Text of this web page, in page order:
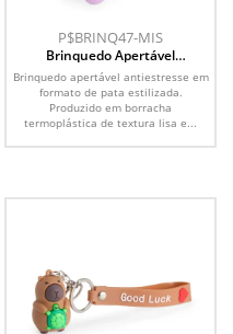
P$BRINQ47-MIS
Brinquedo Apertável
Antiestresse
Brinquedo apertável antiestresse em
formato de pata estilizada.
Produzido em borracha
termoplástica de textura lisa e...